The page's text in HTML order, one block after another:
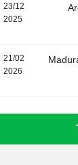
23/12
2025
21/02
2026